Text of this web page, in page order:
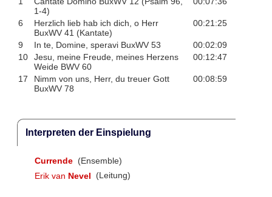
1-4)
6
Herzlich lieb hab ich dich, o Herr
BuxWV 41 (Kantate)
00:21:25
9 In te, Domine, speravi BuxWV 53
00:02:09
10
Jesu, meine Freude, meines Herzens
Weide BWV 60
00:12:47
17
Nimm von uns, Herr, du treuer Gott
BuxWV 78
00:08:59
Interpreten der Einspielung
Currende (Ensemble)
Erik van Nevel (Leitung)